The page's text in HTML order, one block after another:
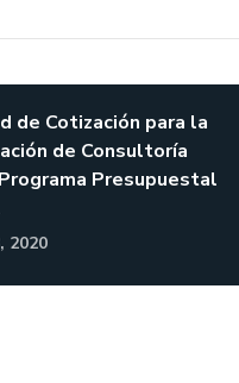
de Cotización para la
de Consultoría
Presupuestal
2020